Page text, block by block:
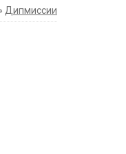
Дипмиссии